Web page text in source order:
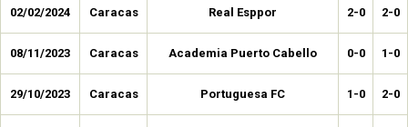
02/02/2024 Caracas Real Esppor 2-0 2-0
08/11/2023 Caracas Academia Puerto Cabello 0-0 1-0
29/10/2023 Caracas Portuguesa FC 1-0 2-0